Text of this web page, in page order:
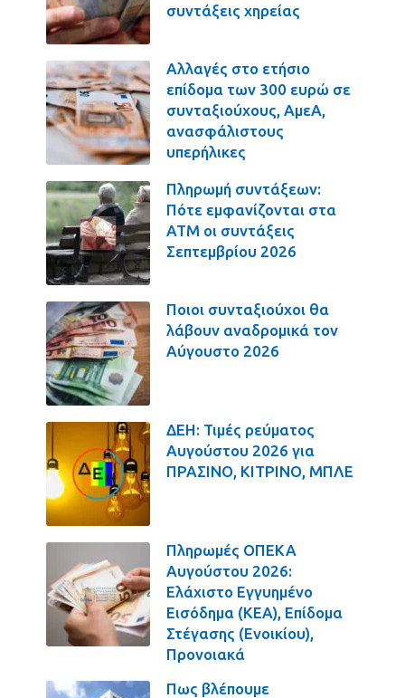
συντάξεις χηρείας
Αλλαγές στο ετήσιο
επίδομα των 300 ευρώ σε
συνταξιούχους, ΑμεΑ,
ανασφάλιστους
υπερήλικες
Πληρωμή συντάξεων:
Πότε εμφανίζονται στα
ΑΤΜ οι συντάξεις
Σεπτεμβρίου 2026
Ποιοι συνταξιούχοι θα
λάβουν αναδρομικά τον
Αύγουστο 2026
ΔΕΗ: Τιμές ρεύματος
Αυγούστου 2026 για
ΠΡΑΣΙΝΟ, ΚΙΤΡΙΝΟ, ΜΠΛΕ
Πληρωμές ΟΠΕΚΑ
Αυγούστου 2026:
Ελάχιστο Εγγυημένο
Εισόδημα (ΚΕΑ), Επίδομα
Στέγασης (Ενοικίου),
Προνοιακά
Πως βλέπουμε